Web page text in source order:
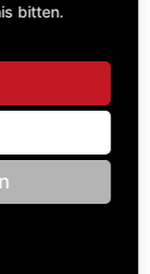
| BohrungsØ
bitten.